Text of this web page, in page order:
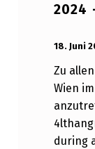
2024
18. Juni
Zu
Wien
during